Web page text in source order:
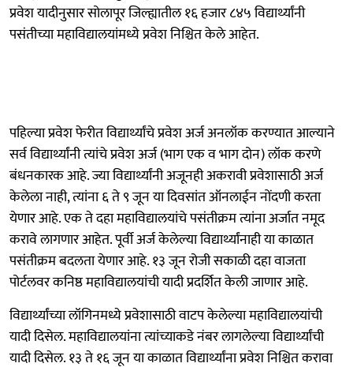
प्रवेश यादीनुसार सोलापूर जिल्ह्यातील १६ हजार ८४५ विद्यार्थ्यांनी
पसंतीच्या महाविद्यालयांमध्ये प्रवेश निश्चित केले आहेत.
पहिल्या प्रवेश फेरीत विद्यार्थ्यांचे प्रवेश अर्ज अनलॉक करण्यात आल्याने
सर्व विद्यार्थ्यांनी त्यांचे प्रवेश अर्ज (भाग एक व भाग दोन) लॉक करणे
बंधनकारक आहे. ज्या विद्यार्थ्यांनी अजूनही अकरावी प्रवेशासाठी अर्ज
केलेला नाही, त्यांना ६ ते ९ जून या दिवसांत ऑनलाईन नोंदणी करता
येणार आहे. एक ते दहा महाविद्यालयांचे पसंतीक्रम त्यांना अर्जात नमूद
करावे लागणार आहेत. पूर्वी अर्ज केलेल्या विद्यार्थ्यांनाही या काळात
पसंतीक्रम बदलता येणार आहे. १३ जून रोजी सकाळी दहा वाजता
पोर्टलवर कनिष्ठ महाविद्यालयांची यादी प्रदर्शित केली जाणार आहे.
विद्यार्थ्यांच्या लॉगिनमध्ये प्रवेशासाठी वाटप केलेल्या महाविद्यालयांची
यादी दिसेल. महाविद्यालयांना त्यांच्याकडे नंबर लागलेल्या विद्यार्थ्यांची
यादी दिसेल. १३ ते १६ जून या काळात विद्यार्थ्यांना प्रवेश निश्चित करावा